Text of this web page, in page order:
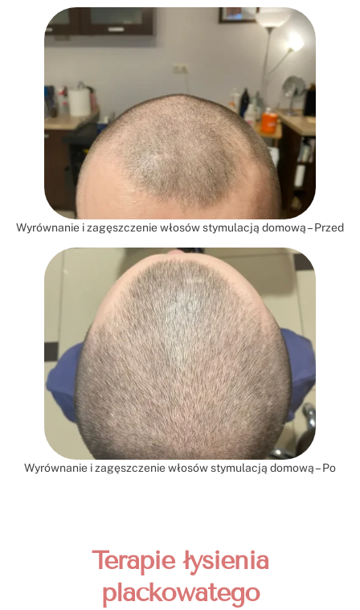
Wyrównanie i zagęszczenie włosów stymulacją domową – Przed
Wyrównanie i zagęszczenie włosów stymulacją domową – Po
Terapie łysienia
plackowatego